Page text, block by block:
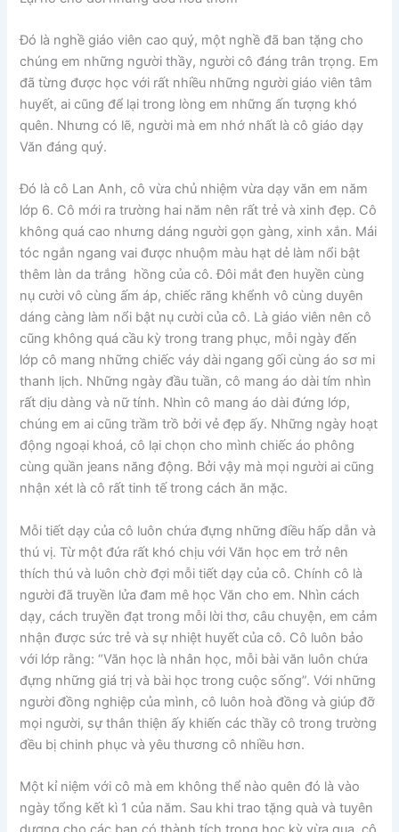
Đó là nghề giáo viên cao quý, một nghề đã ban tặng cho
chúng em những người thầy, người cô đáng trân trọng. Em
đã từng được học với rất nhiều những người giáo viên tâm
huyết, ai cũng để lại trong lòng em những ấn tượng khó
quên. Nhưng có lẽ, người mà em nhớ nhất là cô giáo dạy
Văn đáng quý.
Đó là cô Lan Anh, cô vừa chủ nhiệm vừa dạy văn em năm
lớp 6. Cô mới ra trường hai năm nên rất trẻ và xinh đẹp. Cô
không quá cao nhưng dáng người gọn gàng, xinh xắn. Mái
tóc ngắn ngang vai được nhuộm màu hạt dẻ làm nổi bật
thêm làn da trắng hồng của cô. Đôi mắt đen huyền cùng
nụ cười vô cùng ấm áp, chiếc răng khểnh vô cùng duyên
dáng càng làm nổi bật nụ cười của cô. Là giáo viên nên cô
cũng không quá cầu kỳ trong trang phục, mỗi ngày đến
lớp cô mang những chiếc váy dài ngang gối cùng áo sơ mi
thanh lịch. Những ngày đầu tuần, cô mang áo dài tím nhìn
rất dịu dàng và nữ tính. Nhìn cô mang áo dài đứng lớp,
chúng em ai cũng trầm trồ bởi vẻ đẹp ấy. Những ngày hoạt
động ngoại khoá, cô lại chọn cho mình chiếc áo phông
cùng quần jeans năng động. Bởi vậy mà mọi người ai cũng
nhận xét là cô rất tinh tế trong cách ăn mặc.
Mỗi tiết dạy của cô luôn chứa đựng những điều hấp dẫn và
thú vị. Từ một đứa rất khó chịu với Văn học em trở nên
thích thú và luôn chờ đợi mỗi tiết dạy của cô. Chính cô là
người đã truyền lửa đam mê học Văn cho em. Nhìn cách
dạy, cách truyền đạt trong mỗi lời thơ, câu chuyện, em cảm
nhận được sức trẻ và sự nhiệt huyết của cô. Cô luôn bảo
với lớp rằng: “Văn học là nhân học, mỗi bài văn luôn chứa
đựng những giá trị và bài học trong cuộc sống”. Với những
người đồng nghiệp của mình, cô luôn hoà đồng và giúp đỡ
mọi người, sự thân thiện ấy khiến các thầy cô trong trường
đều bị chinh phục và yêu thương cô nhiều hơn.
Một kỉ niệm với cô mà em không thể nào quên đó là vào
ngày tổng kết kì 1 của năm. Sau khi trao tặng quà và tuyên